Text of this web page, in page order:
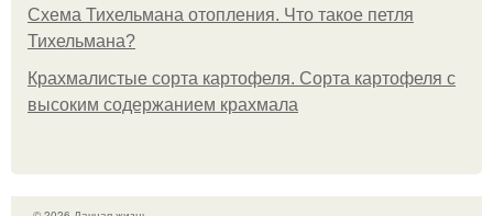
Схема Тихельмана отопления. Что такое петля
Тихельмана?
Крахмалистые сорта картофеля. Сорта картофеля с
высоким содержанием крахмала